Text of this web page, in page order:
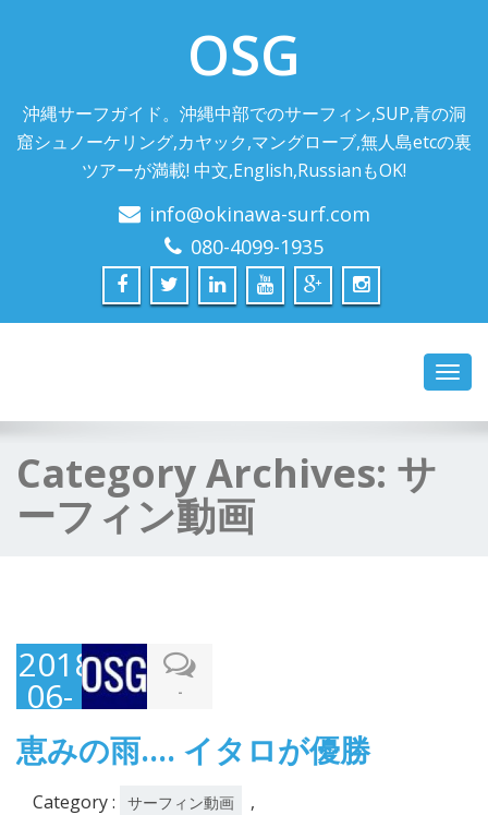
OSG
沖縄サーフガイド。沖縄中部でのサーフィン,SUP,青の洞
窟シュノーケリング,カヤック,マングローブ,無人島etcの裏
ツアーが満載! 中文,English,RussianもOK!
info@okinawa-surf.com
080-4099-1935
Category Archives: サ
ーフィン動画
2018-
06-
03
-
恵みの雨…. イタロが優勝
Category : サーフィン動画 ,